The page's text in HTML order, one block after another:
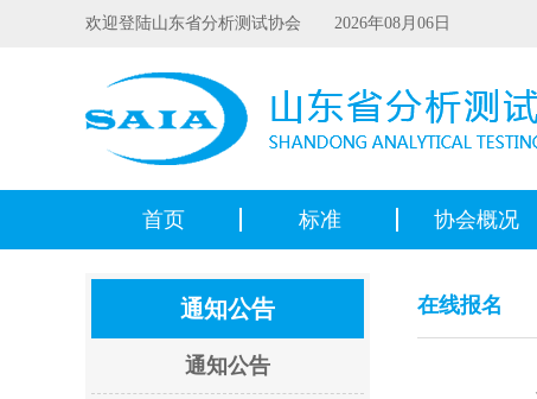
欢迎登陆山东省分析测试协会 2026年08月06日
首页 标准 协会概况
通知公告
通知公告
在线报名